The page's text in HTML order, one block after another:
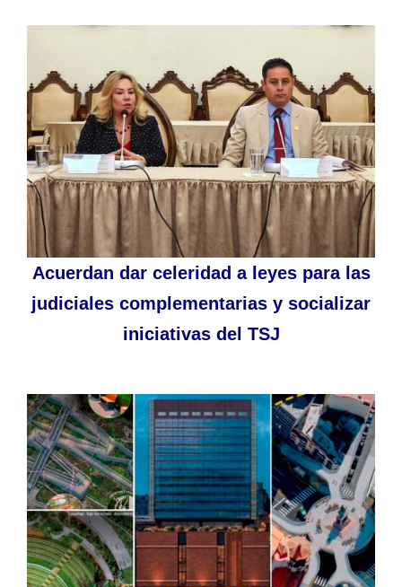
Acuerdan dar celeridad a leyes para las
judiciales complementarias y socializar
iniciativas del TSJ